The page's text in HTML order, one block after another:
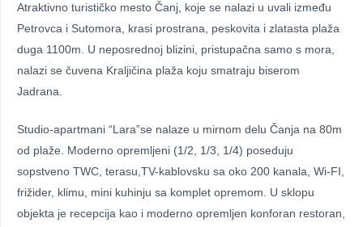
Atraktivno turističko mesto Čanj, koje se nalazi u uvali između
Petrovca i Sutomora, krasi prostrana, peskovita i zlatasta plaža
duga 1100m. U neposrednoj blizini, pristupačna samo s mora,
nalazi se čuvena Kraljičina plaža koju smatraju biserom
Jadrana.
Studio-apartmani “Lara”se nalaze u mirnom delu Čanja na 80m
od plaže. Moderno opremljeni (1/2, 1/3, 1/4) poseduju
sopstveno TWC, terasu,TV-kablovsku sa oko 200 kanala, Wi-FI,
frižider, klimu, mini kuhinju sa komplet opremom. U sklopu
objekta je recepcija kao i moderno opremljen konforan restoran,